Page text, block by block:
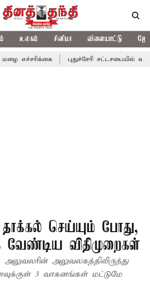
உலகம் சினிமா விளையாட்டு
புதுச்சேரி சட்டசபையில் வரும் 24ம்
தாக்கல் செய்யும் போது,
வேண்டிய விதிமுறைகள்
அலுவலகத்திலிருந்து
3 வாகனங்கள் மட்டுமே